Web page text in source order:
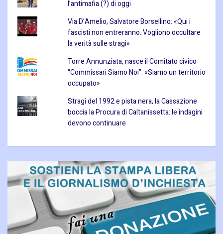
l’antimafia (?) di oggi
Via D’Amelio, Salvatore Borsellino: «Qui i
fascisti non entreranno. Vogliono occultare
la verità sulle stragi»
Torre Annunziata, nasce il Comitato civico
“Commissari Siamo Noi”: «Siamo un territorio
occupato»
Stragi del 1992 e pista nera, la Cassazione
boccia la Procura di Caltanissetta: le indagini
devono continuare